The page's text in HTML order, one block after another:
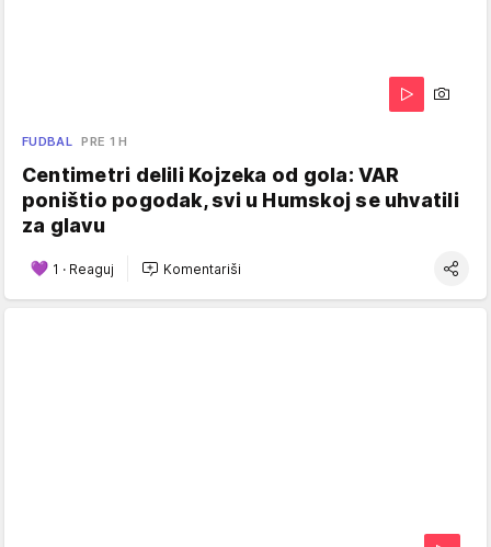
FUDBAL PRE 1 H
Centimetri delili Kojzeka od gola: VAR
poništio pogodak, svi u Humskoj se uhvatili
za glavu
1 · Reaguj Komentariši